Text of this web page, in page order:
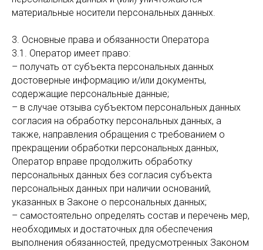
материальные носители персональных данных.
3. Основные права и обязанности Оператора
3.1. Оператор имеет право:
– получать от субъекта персональных данных
достоверные информацию и/или документы,
содержащие персональные данные;
– в случае отзыва субъектом персональных данных
согласия на обработку персональных данных, а
также, направления обращения с требованием о
прекращении обработки персональных данных,
Оператор вправе продолжить обработку
персональных данных без согласия субъекта
персональных данных при наличии оснований,
указанных в Законе о персональных данных;
– самостоятельно определять состав и перечень мер,
необходимых и достаточных для обеспечения
выполнения обязанностей, предусмотренных Законом